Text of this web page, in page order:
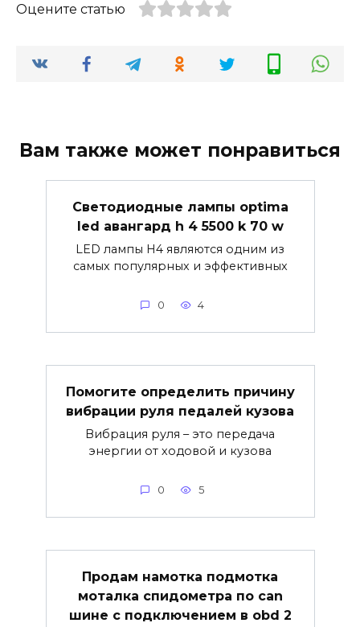
Оцените статью
Вам также может понравиться
Светодиодные лампы optima
led авангард h 4 5500 k 70 w
LED лампы H4 являются одним из
самых популярных и эффективных
0 4
Помогите определить причину
вибрации руля педалей кузова
Вибрация руля – это передача
энергии от ходовой и кузова
0 5
Продам намотка подмотка
моталка спидометра по can
шине с подключением в obd 2